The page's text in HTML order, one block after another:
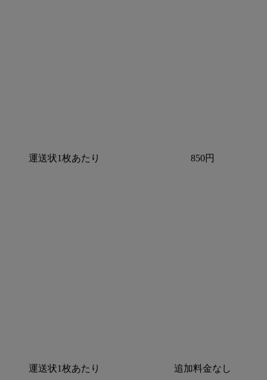
運送状1枚あたり 850円
運送状1枚あたり 追加料金なし